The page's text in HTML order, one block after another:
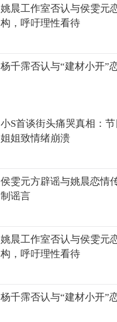
姚晨工作室否认与侯雯元
构，呼吁理性看待
杨千霈否认与“建材小开”
小S首谈街头痛哭真相：
姐姐致情绪崩溃
侯雯元方辟谣与姚晨恋情
制谣言
姚晨工作室否认与侯雯元
构，呼吁理性看待
杨千霈否认与“建材小开”